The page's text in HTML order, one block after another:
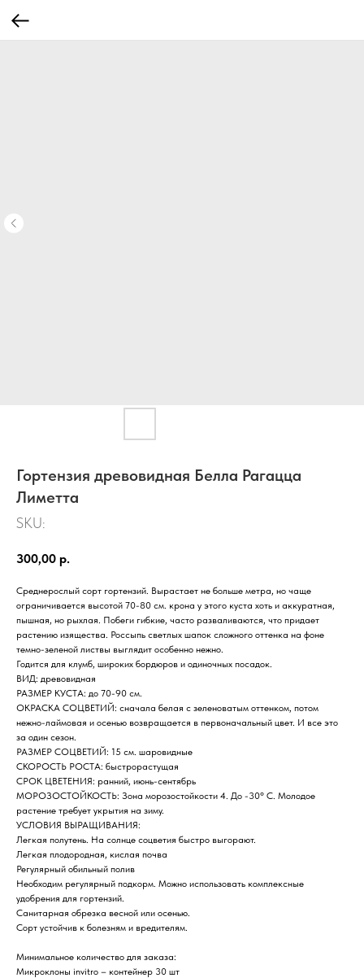
Гортензия древовидная Белла Рагацца
Лиметта
SKU:
300,00 р.
Среднерослый сорт гортензий. Вырастает не больше метра, но чаще
ограничивается высотой 70-80 см. крона у этого куста хоть и аккуратная,
пышная, но рыхлая. Побеги гибкие, часто разваливаются, что придает
растению изящества. Россыпь светлых шапок сложного оттенка на фоне
темно-зеленой листвы выглядит особенно нежно.
Годится для клумб, широких бордюров и одиночных посадок.
ВИД: древовидная
РАЗМЕР КУСТА: до 70-90 см.
ОКРАСКА СОЦВЕТИЙ: сначала белая с зеленоватым оттенком, потом
нежно-лаймовая и осенью возвращается в первоначальный цвет. И все это
за один сезон.
РАЗМЕР СОЦВЕТИЙ: 15 см. шаровидные
СКОРОСТЬ РОСТА: быстрорастущая
СРОК ЦВЕТЕНИЯ: ранний, июнь-сентябрь
МОРОЗОСТОЙКОСТЬ: Зона морозостойкости 4. До -30° C. Молодое
растение требует укрытия на зиму.
УСЛОВИЯ ВЫРАЩИВАНИЯ:
Легкая полутень. На солнце соцветия быстро выгорают.
Легкая плодородная, кислая почва
Регулярный обильный полив
Необходим регулярный подкорм. Можно использовать комплексные
удобрения для гортензий.
Санитарная обрезка весной или осенью.
Сорт устойчив к болезням и вредителям.
Минимальное количество для заказа:
Микроклоны invitro – контейнер 30 шт